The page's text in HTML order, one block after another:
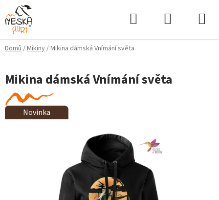
Přejít
na
obsah
Domů/Mikiny/Mikina dámská Vnímání světa
Mikina dámská Vnímání světa
Novinka